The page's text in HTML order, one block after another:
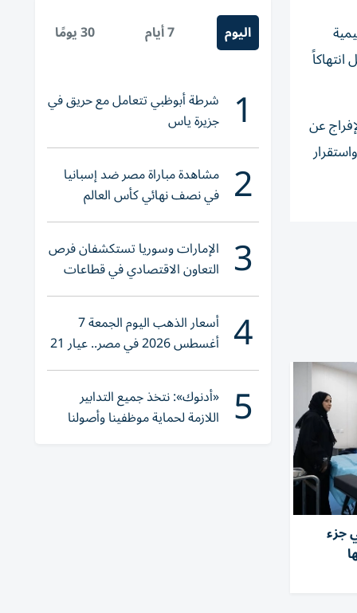
عن
جزء
اليوم 7 أيام 30 يومًا
1 شرطة أبوظبي تتعامل مع حريق في
جزيرة ياس
2 مشاهدة مباراة مصر ضد إسبانيا
في نصف نهائي كأس العالم
لناشئات اليد 2026
3 الإمارات وسوريا تستكشفان فرص
التعاون الاقتصادي في قطاعات
حيوية
4 أسعار الذهب اليوم الجمعة 7
أغسطس 2026 في مصر.. عيار 21
يقترب من هذا الرقم
5 «أدنوك»: نتخذ جميع التدابير
اللازمة لحماية موظفينا وأصولنا